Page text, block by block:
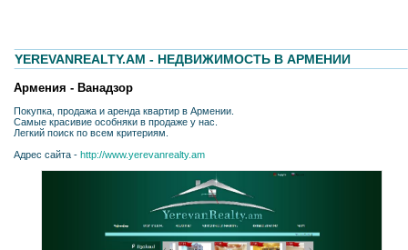
YEREVANREALTY.AM - НЕДВИЖИМОСТЬ В АРМЕНИИ
Армения - Ванадзор
Покупка, продажа и аренда квартир в Армении.
Самые красивие особняки в продаже у нас.
Легкий поиск по всем критериям.
Адрес сайта - http://www.yerevanrealty.am